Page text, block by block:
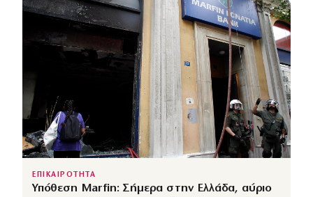
ΕΠΙΚΑΙΡΟΤΗΤΑ
Υπόθεση Marfin: Σήμερα στην Ελλάδα, αύριο